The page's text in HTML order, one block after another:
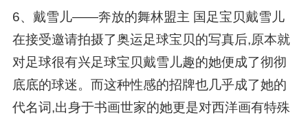
6、戴雪儿——奔放的舞林盟主 国足宝贝戴雪儿
在接受邀请拍摄了奥运足球宝贝的写真后,原本就
对足球很有兴足球宝贝戴雪儿趣的她便成了彻彻
底底的球迷。而这种性感的招牌也几乎成了她的
代名词,出身于书画世家的她更是对西洋画有特殊